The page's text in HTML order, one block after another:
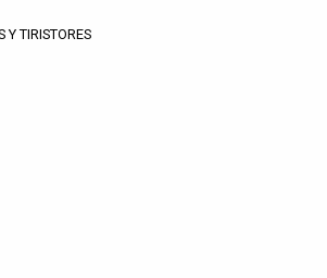
Y TIRISTORES